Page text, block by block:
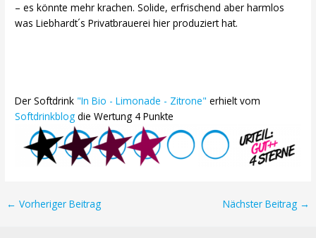
– es könnte mehr krachen. Solide, erfrischend aber harmlos
was Liebhardt´s Privatbrauerei hier produziert hat.
Der Softdrink "In Bio - Limonade - Zitrone" erhielt vom
Softdrinkblog die Wertung 4 Punkte
Post
← Vorheriger Beitrag Nächster Beitrag →